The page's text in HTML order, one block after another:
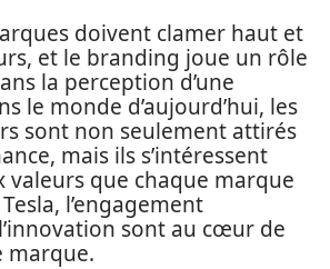
doivent clamer haut et
et le branding joue un rôle
la perception d’une
le monde d’aujourd’hui, les
sont non seulement attirés
mais ils s’intéressent
valeurs que chaque marque
l’engagement
sont au cœur de
marque.